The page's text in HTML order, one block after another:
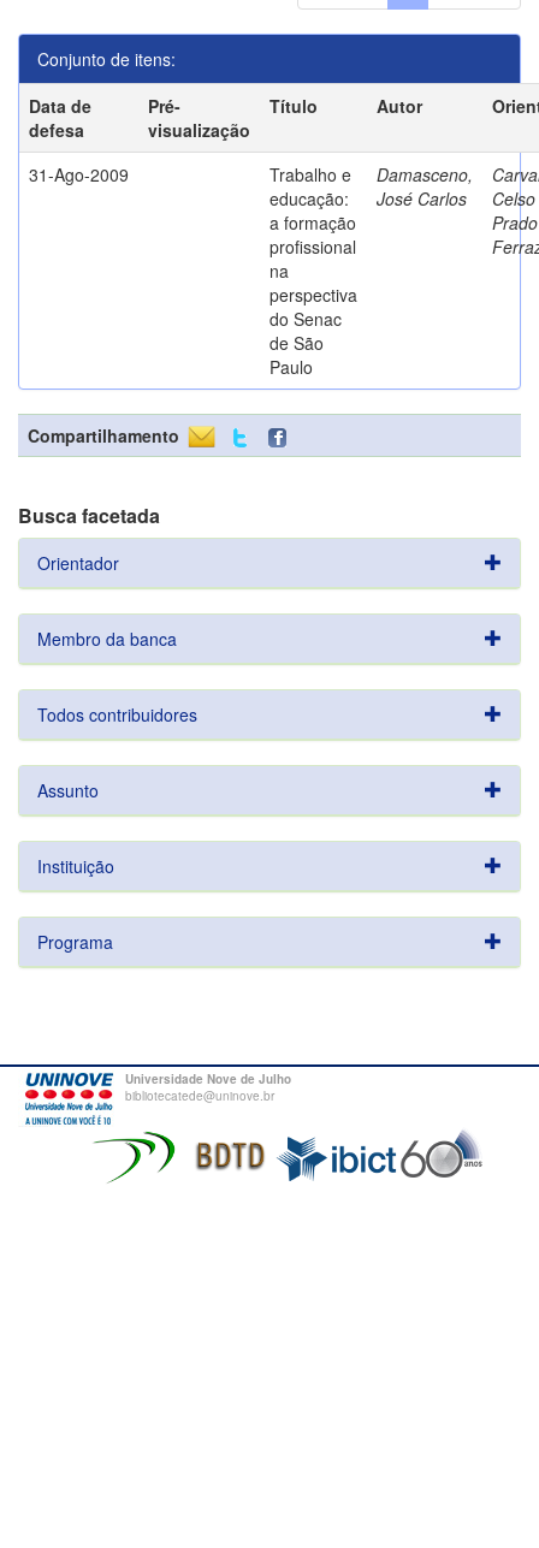
Conjunto de itens:
Data de
defesa
Pré-
visualização
Título Autor
31-Ago-2009
Trabalho e
educação:
a formação
profissional
na
perspectiva
do Senac
de São
Paulo
Damasceno,
José Carlos
Prado
Compartilhamento
Busca facetada
Orientador
Membro da banca
Todos contribuidores
Assunto
Instituição
Programa
Universidade Nove de Julho
bibliotecatede@uninove.br